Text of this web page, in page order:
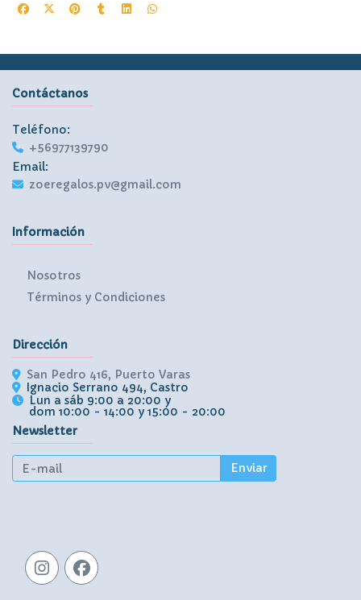
Contáctanos
Teléfono:
+56977139790
Email:
zoeregalos.pv@gmail.com
Información
Nosotros
Términos y Condiciones
Dirección
San Pedro 416, Puerto Varas
Ignacio Serrano 494, Castro
Lun a sáb 9:00 a 20:00 y
dom 10:00 - 14:00 y 15:00 - 20:00
Newsletter
Enviar